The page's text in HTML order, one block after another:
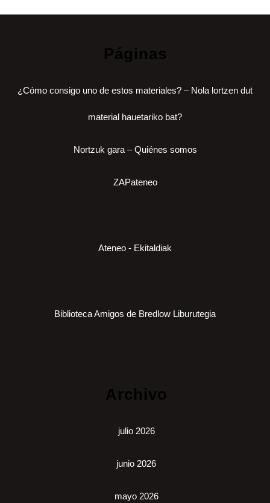
Páginas
¿Cómo consigo uno de estos materiales? – Nola lortzen dut
material hauetariko bat?
Nortzuk gara – Quiénes somos
ZAPateneo
Ateneo - Ekitaldiak
Biblioteca Amigos de Bredlow Liburutegia
Archivo
julio 2026
junio 2026
mayo 2026